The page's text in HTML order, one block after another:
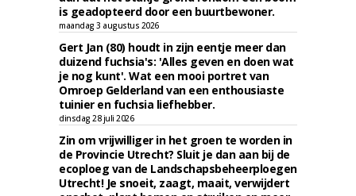
is geadopteerd door een buurtbewoner.
maandag 3 augustus 2026
Gert Jan (80) houdt in zijn eentje meer dan
duizend fuchsia's: 'Alles geven en doen wat
je nog kunt'. Wat een mooi portret van
Omroep Gelderland van een enthousiaste
tuinier en fuchsia liefhebber.
dinsdag 28 juli 2026
Zin om vrijwilliger in het groen te worden in
de Provincie Utrecht? Sluit je dan aan bij de
ecoploeg van de Landschapsbeheerploegen
Utrecht! Je snoeit, zaagt, maait, verwijdert